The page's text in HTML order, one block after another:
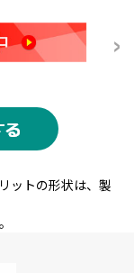
ットの形状は、製